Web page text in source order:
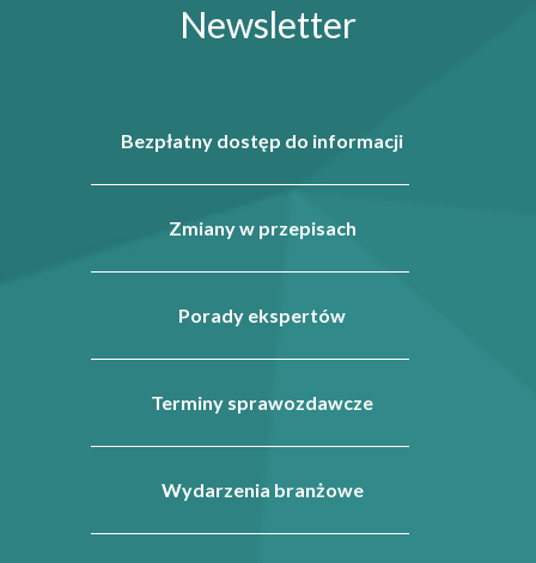
Newsletter
Bezpłatny dostęp do informacji
Zmiany w przepisach
Porady ekspertów
Terminy sprawozdawcze
Wydarzenia branżowe